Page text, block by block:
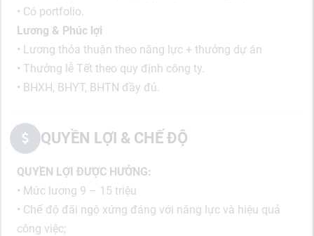
• Có portfolio.
Lương & Phúc lợi
• Lương thỏa thuận theo năng lực + thưởng dự án
• Thưởng lễ Tết theo quy định công ty.
• BHXH, BHYT, BHTN đầy đủ.
QUYỀN LỢI & CHẾ ĐỘ
QUYỀN LỢI ĐƯỢC HƯỞNG:
• Mức lương 9 – 15 triệu
• Chế độ đãi ngộ xứng đáng với năng lực và hiệu quả
công việc;